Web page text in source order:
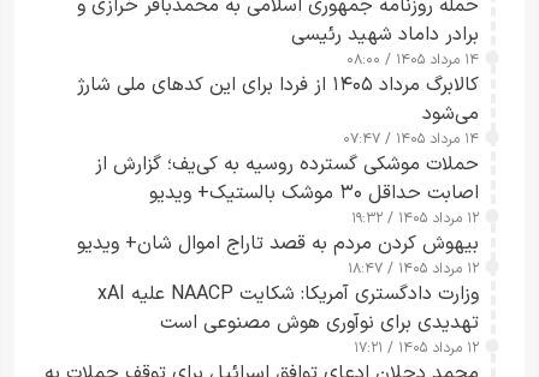
حمله روزنامه جمهوری اسلامی به محمدباقر خرازی و
برادر داماد شهید رئیسی
۱۴ مرداد ۱۴۰۵ / ۰۸:۰۰
کالابرگ مرداد ۱۴۰۵ از فردا برای این کدهای ملی شارژ
می‌شود
۱۴ مرداد ۱۴۰۵ / ۰۷:۴۷
حملات موشکی گسترده روسیه به کی‌یف؛ گزارش از
اصابت حداقل ۳۰ موشک بالستیک+ ویدیو
۱۲ مرداد ۱۴۰۵ / ۱۹:۳۲
بیهوش کردن مردم به قصد تاراج اموال شان+ ویدیو
۱۲ مرداد ۱۴۰۵ / ۱۸:۴۷
وزارت دادگستری آمریکا: شکایت NAACP علیه xAI
تهدیدی برای نوآوری هوش مصنوعی است
۱۲ مرداد ۱۴۰۵ / ۱۷:۲۱